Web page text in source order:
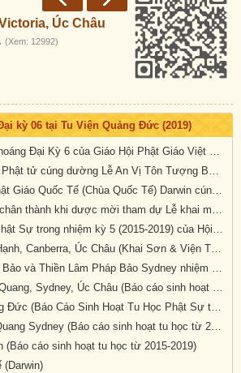
Úc Châu
(Xem: 12992)
kỳ 06 tại Tu Viện Quảng Đức (2019)
Kỷ Yếu Đại Hội Khoáng Đại Kỳ 6 của Giáo Hội Phật Giáo Việt Nam Thống Nhất Hải Ngoại tại Úc Đại Lợi-Tân Tây Lan
Phương danh Phật tử cúng dường Lễ An Vị Tôn Tượng Bồ Tát Địa Tạng, Quan Âm & Đại Hội Kỳ 6 tại Tu Viện Quảng Đức
Trung Tâm Phật Giáo Quốc Tế (Chùa Quốc Tế) Darwin cúng dường Đại Hội Kỳ 6
Vài cảm nghĩ chân thành khi dược mời tham dự Lễ khai mạc Đại Hội Kỳ 6
Tường trình Phật Sự trong nhiệm kỳ 5 (2015-2019) của Hội Đồng Điều Hành (Văn Phòng Phó Tổng Thư Ký Giáo Hội, TK.Thích Nguyên Tạng báo cáo)
Tu Viện Vạn Hạnh, Canberra, Úc Châu (Khai Sơn & Viện Trưởng : HT Thích Quảng Ba, Báo cáo sinh hoạt tu học từ 2015-2019)
Tự Viện Pháp Bảo và Thiền Lâm Pháp Bảo Sydney nhiệm kỳ 2015 – 2019
Tổ đình Minh Quang, Sydney, Úc Châu (Báo cáo sinh hoạt tu học từ 2015-2019)
Tu Viện Quảng Đức (Báo Cáo Sinh Hoạt Tu Học Phật Sự từ 2015-2019)
Chùa Huyền Quang Sydney (Báo cáo sinh hoạt tu học từ 2015-2019)
(Báo cáo sinh hoạt tu học từ 2015-2019)
(Darwin)